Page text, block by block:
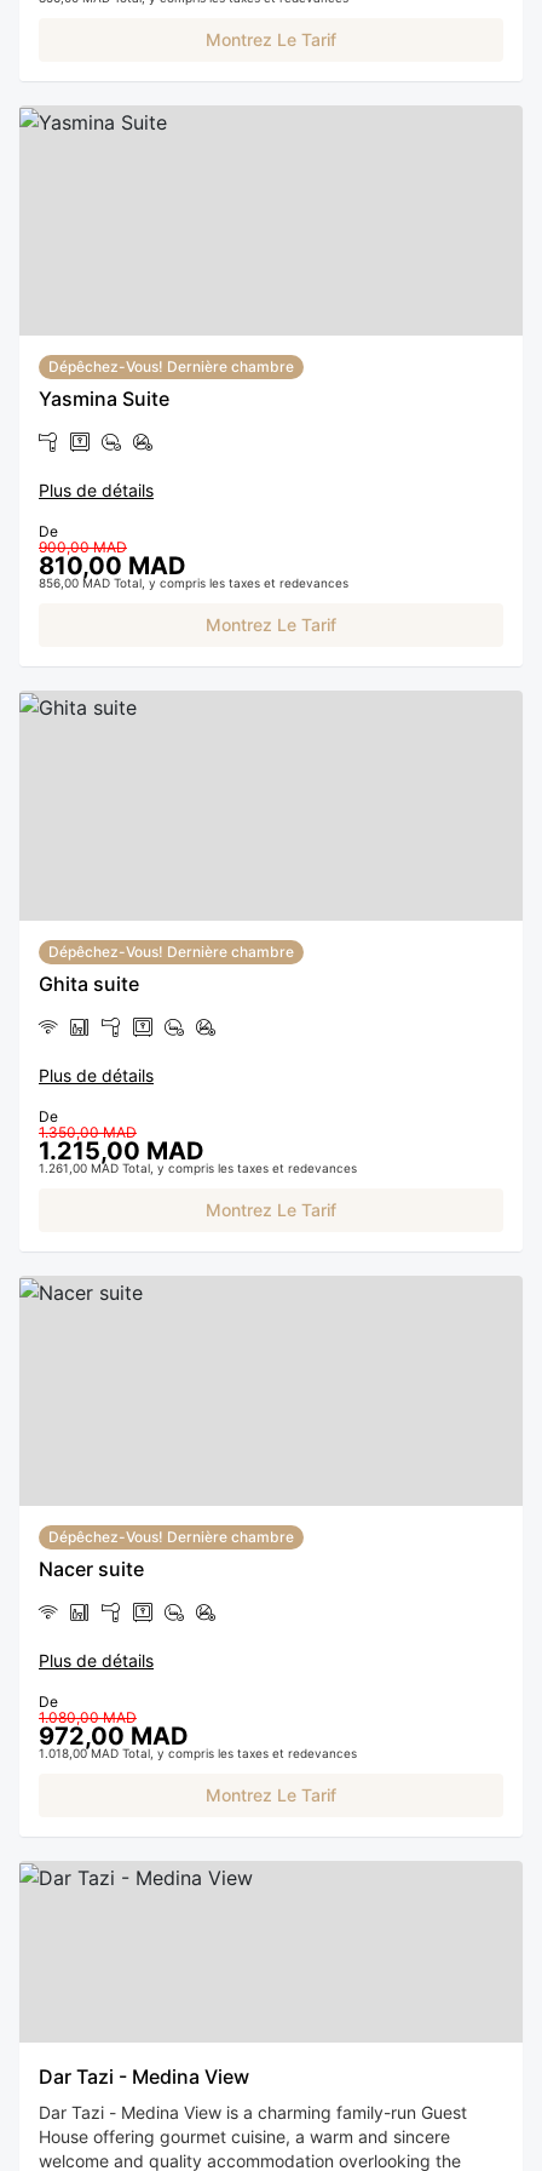
Montrez Le Tarif
Dépêchez-Vous! Dernière chambre
Yasmina Suite
Plus de détails
De
900,00 MAD
810,00 MAD
856,00 MAD Total, y compris les taxes et redevances
Montrez Le Tarif
Dépêchez-Vous! Dernière chambre
Ghita suite
Plus de détails
De
1.350,00 MAD
1.215,00 MAD
1.261,00 MAD Total, y compris les taxes et redevances
Montrez Le Tarif
Dépêchez-Vous! Dernière chambre
Nacer suite
Plus de détails
De
1.080,00 MAD
972,00 MAD
1.018,00 MAD Total, y compris les taxes et redevances
Montrez Le Tarif
Dar Tazi - Medina View
Dar Tazi - Medina View is a charming family-run Guest
House offering gourmet cuisine, a warm and sincere
welcome and quality accommodation overlooking the